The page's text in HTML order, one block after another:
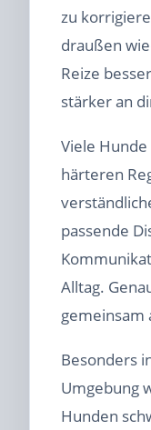
zu
draußen
Reize
stärker an
Viele
härteren
passende
Alltag.
gemeinsam
Besonders
Umgebung
Hunden